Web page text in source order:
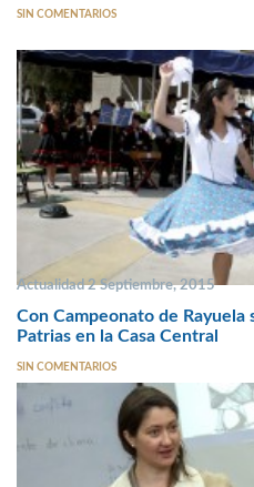
SIN COMENTARIOS
Actualidad 2 Septiembre, 2015
Con Campeonato de Rayuela
Patrias en la Casa Central
SIN COMENTARIOS